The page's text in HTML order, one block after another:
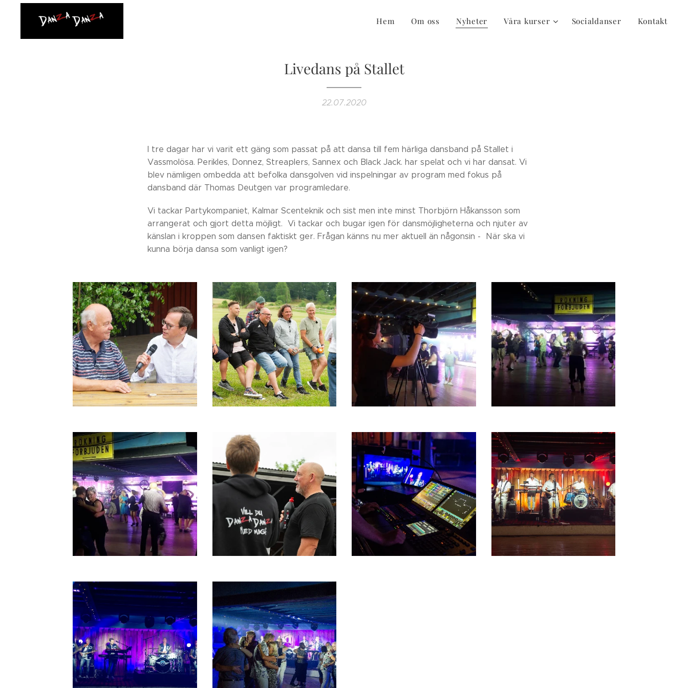
Hem Om oss Nyheter Våra kurser Socialdanser Kontakt
Livedans på Stallet
22.07.2020
I tre dagar har vi varit ett gäng som passat på att dansa till fem härliga dansband på Stallet i
Vassmolösa. Perikles, Donnez, Streaplers, Sannex och Black Jack. har spelat och vi har dansat. Vi
blev nämligen ombedda att befolka dansgolven vid inspelningar av program med fokus på
dansband där Thomas Deutgen var programledare. 😊
Vi tackar Partykompaniet, Kalmar Scenteknik och sist men inte minst Thorbjörn Håkansson som
arrangerat och gjort detta möjligt. Vi tackar och bugar igen för dansmöjligheterna och njuter av
känslan i kroppen som dansen faktiskt ger. Frågan känns nu mer aktuell än någonsin - När ska vi
kunna börja dansa som vanligt igen?